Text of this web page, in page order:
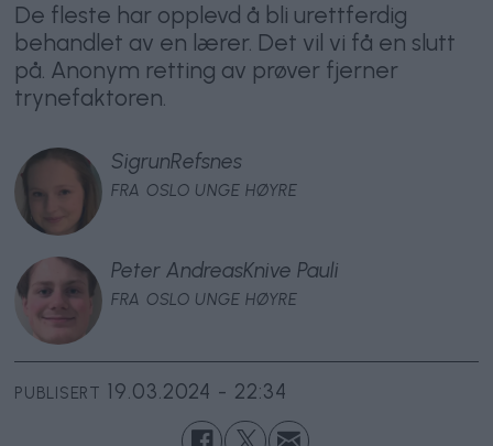
De fleste har opplevd å bli urettferdig
behandlet av en lærer. Det vil vi få en slutt
på. Anonym retting av prøver fjerner
trynefaktoren.
SigrunRefsnes
FRA OSLO UNGE HØYRE
Peter AndreasKnive Pauli
FRA OSLO UNGE HØYRE
PUBLISERT 19.03.2024 - 22:34